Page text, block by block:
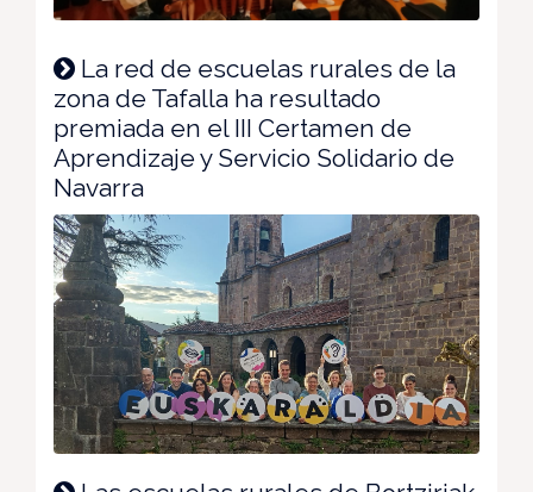
La red de escuelas rurales de la
zona de Tafalla ha resultado
premiada en el III Certamen de
Aprendizaje y Servicio Solidario de
Navarra